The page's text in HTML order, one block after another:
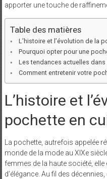
apporter une touche de
Table des matières
L’histoire et l’évolution de la
Pourquoi opter pour une
Les tendances actuelles
Comment entretenir votre
L’histoire et
pochette en
La pochette, autrefois appelée
monde de la mode au XIXe
femmes de la haute société,
d’élégance. Au fil des